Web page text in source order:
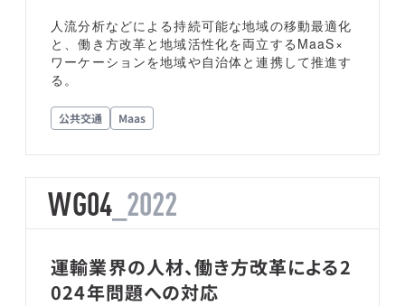
人流分析などによる持続可能な地域の移動最適化
と、働き方改革と地域活性化を両立するMaaS×
ワーケーションを地域や自治体と連携して推進す
る。
公共交通 Maas
WG04_2022
運輸業界の人材、働き方改革による2
024年問題への対応